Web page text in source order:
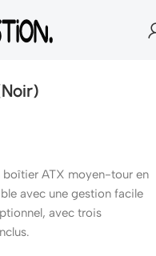
boîtier ATX moyen-tour en
avec une gestion facile
avec trois